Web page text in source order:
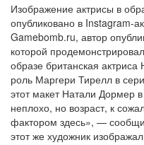
Изображение актрисы в
опубликовано в Instagram-
Gamebomb.ru, автор
которой
образе британская
роль Маргери Тирелл в
этот макет Натали Дормер
неплохо, но возраст, к
фактором здесь», —
этот же художник